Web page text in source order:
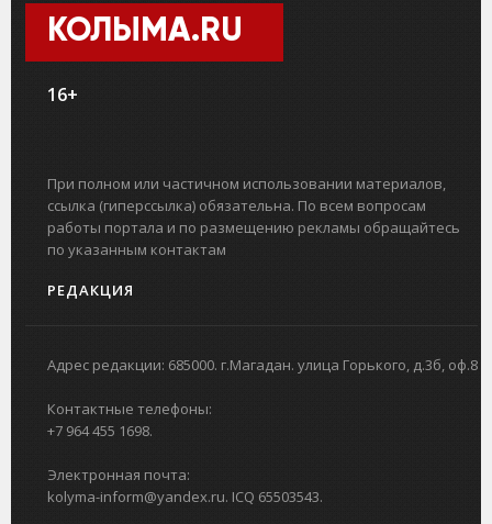
КОЛЫМА.RU
16+
При полном или частичном использовании материалов,
ссылка (гиперссылка) обязательна. По всем вопросам
работы портала и по размещению рекламы обращайтесь
по указанным контактам
РЕДАКЦИЯ
Адрес редакции: 685000. г.Магадан. улица Горького, д.3б, оф.8
Контактные телефоны:
+7 964 455 1698.
Электронная почта:
kolyma-inform@yandex.ru. ICQ 65503543.